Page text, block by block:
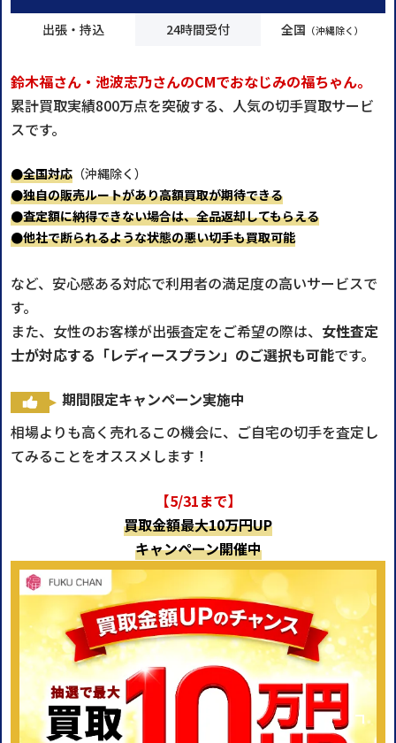
出張・持込 24時間受付 全国 （沖縄除く）
鈴木福さん・池波志乃さんのCMでおなじみの福ちゃん。
累計買取実績800万点を突破する、人気の切手買取サービ
スです。
●全国対応 （沖縄除く）
●独自の販売ルートがあり高額買取が期待できる
●査定額に納得できない場合は、全品返却してもらえる
●他社で断られるような状態の悪い切手も買取可能
など、安心感ある対応で利用者の満足度の高いサービスで
す。
また、女性のお客様が出張査定をご希望の際は、 女性査定
士が対応する「レディースプラン」のご選択も可能です。
期間限定キャンペーン実施中
相場よりも高く売れるこの機会に、ご自宅の切手を査定し
てみることをオススメします！
【5/31まで】
買取金額最大10万円UP
キャンペーン開催中